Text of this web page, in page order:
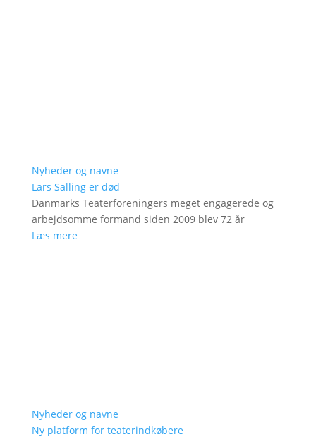
Nyheder og navne
Lars Salling er død
Danmarks Teaterforeningers meget engagerede og
arbejdsomme formand siden 2009 blev 72 år
Læs mere
Nyheder og navne
Ny platform for teaterindkøbere